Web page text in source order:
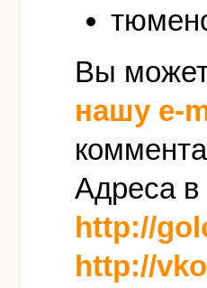
Вы
нашу e-
Адреса в
http://
http://